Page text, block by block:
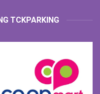
TCKPARKING